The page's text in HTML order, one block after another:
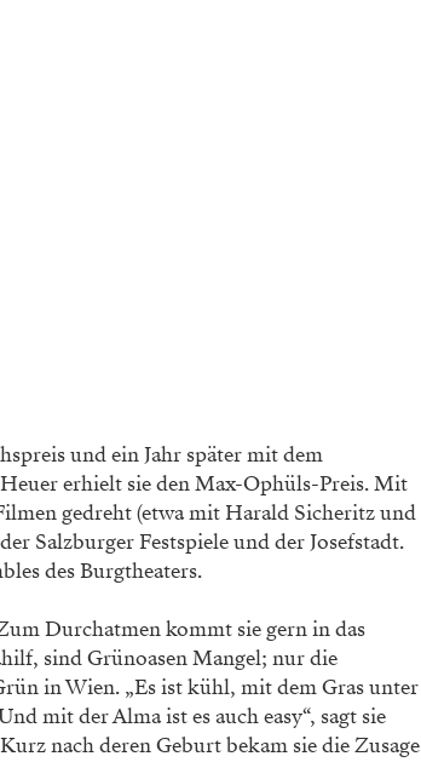
und ein Jahr später mit dem
erhielt sie den Max-Ophüls-Preis. Mit
gedreht (etwa mit Harald Sicheritz und
Salzburger Festspiele und der ­Josefstadt.
des Burgtheaters.
Durchatmen kommt sie gern in das
sind Grün­oasen Mangel; nur die
in Wien. „Es ist kühl, mit dem Gras unter
mit der Alma ist es auch easy“, sagt sie
nach deren Geburt bekam sie die Zusage